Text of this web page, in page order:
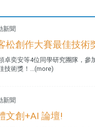
新聞
松創作大賽最佳技術
卓奕安等4位同學研究團隊，參
技術獎！...(more)
新聞
文創+AI 論壇!